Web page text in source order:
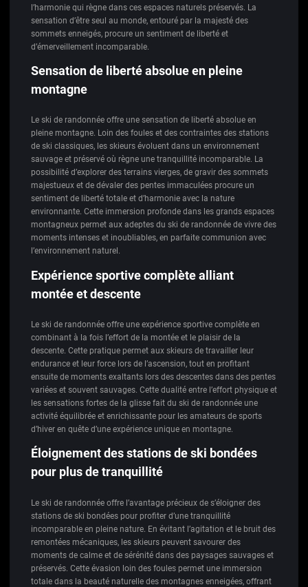
l’harmonie qui règne dans ces espaces naturels préservés. La
sensation d’être seul au monde, entouré par la majesté des
sommets enneigés, procure un sentiment de liberté et
d’émerveillement incomparable.
Sensation de liberté absolue en pleine
montagne
Le ski de randonnée offre une sensation de liberté absolue en
pleine montagne. Loin des foules et des contraintes des stations
de ski classiques, les skieurs évoluent dans un environnement
sauvage et préservé où règne une tranquillité incomparable. La
possibilité d’explorer des terrains vierges, de gravir des sommets
majestueux et de dévaler des pentes immaculées procure un
sentiment de liberté totale et d’harmonie avec la nature
environnante. Cette immersion profonde dans les grands espaces
montagneux permet aux adeptes du ski de randonnée de vivre des
moments intenses et inoubliables, en parfaite communion avec
l’environnement naturel.
Expérience sportive complète alliant
montée et descente
Le ski de randonnée offre une expérience sportive complète en
combinant à la fois l’effort de la montée et le plaisir de la
descente. Cette pratique permet aux skieurs de travailler leur
endurance et leur force lors de l’ascension, tout en profitant
ensuite de moments exaltants lors des descentes dans des pentes
variées et souvent sauvages. Cette dualité entre l’effort physique et
les sensations fortes de la glisse fait du ski de randonnée une
activité équilibrée et enrichissante pour les amateurs de sports
d’hiver en quête d’une expérience unique en montagne.
Éloignement des stations de ski bondées
pour plus de tranquillité
Le ski de randonnée offre l’avantage précieux de s’éloigner des
stations de ski bondées pour profiter d’une tranquillité
incomparable en pleine nature. En évitant l’agitation et le bruit des
remontées mécaniques, les skieurs peuvent savourer des
moments de calme et de sérénité dans des paysages sauvages et
préservés. Cette évasion loin des foules permet une immersion
totale dans la beauté naturelle des montagnes enneigées, offrant